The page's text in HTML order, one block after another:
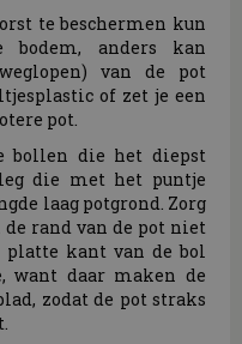
te beschermen kun
anders kan
van de pot
of zet je een
pot.
bollen die het diepst
die met het puntje
laag potgrond. Zorg
rand van de pot niet
kant van de bol
want daar maken de
zodat de pot straks